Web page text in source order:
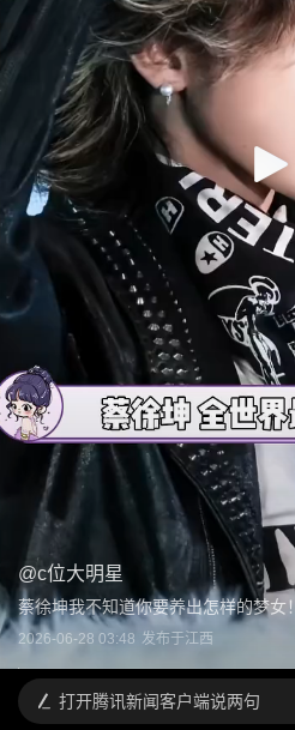
@c位大明星
蔡徐坤我不知道你要养出怎样的梦女！
2026-06-28 03:48 发布于江西
打开腾讯新闻客户端说两句